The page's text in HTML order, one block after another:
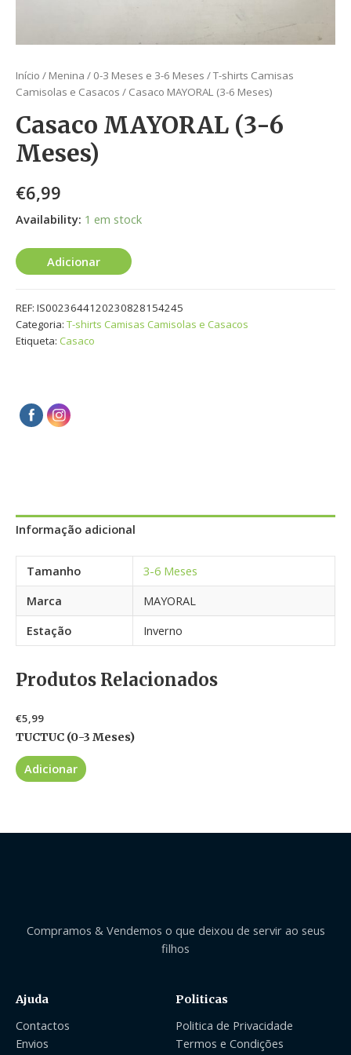
Início / Menina / 0-3 Meses e 3-6 Meses /T-shirts Camisas
Camisolas e Casacos / Casaco MAYORAL (3-6 Meses)
Casaco MAYORAL (3-6
Meses)
€6,99
Availability: 1 em stock
Adicionar
REF: IS0023644120230828154245
Categoria: T-shirts Camisas Camisolas e Casacos
Etiqueta: Casaco
Informação adicional
Tamanho
3-6 Meses
Marca
MAYORAL
Estação
Inverno
Produtos Relacionados
€5,99
TUCTUC (0-3 Meses)
Adicionar
Compramos & Vendemos o que deixou de servir ao seus
filhos
Ajuda
Contactos
Envios
Politicas
Politica de Privacidade
Termos e Condições